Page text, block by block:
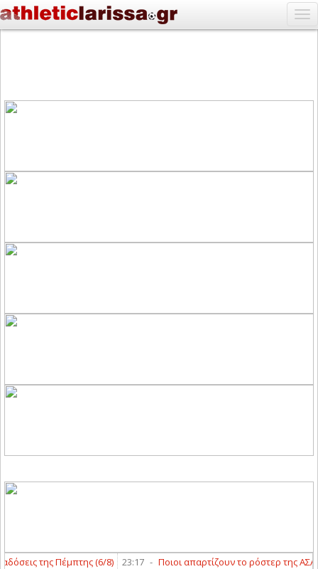
της Πέμπτης (6/8) 23:17 -
Ποιοι απαρτίζουν το ρόστερ της ΑΣΑ